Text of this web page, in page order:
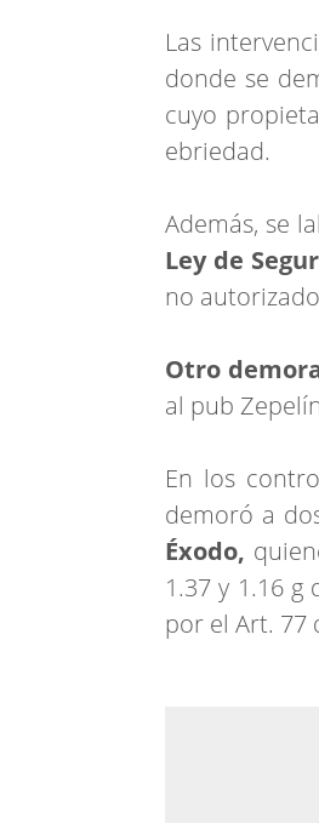
Las
donde se
cuyo
ebriedad.
Además, se
Ley de
no
Otro
al pub
En los
demoró a
Éxodo,
1.37 y 1.16
por el Art. 77